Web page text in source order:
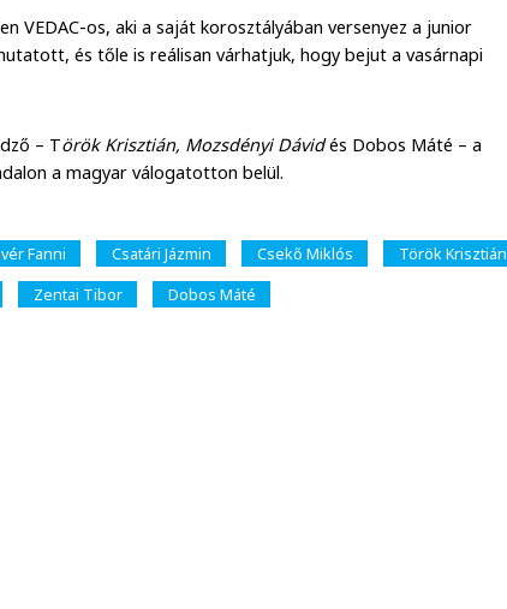
VEDAC-os, aki a saját korosztályában versenyez a junior
és tőle is reálisan várhatjuk, hogy bejut a vasárnapi
– Török Krisztián, Mozsdényi Dávidés Dobos Máté – a
a magyar válogatotton belül.
Fanni Csatári Jázmin Csekő Miklós
Török Krisztián
Zentai Tibor Dobos Máté